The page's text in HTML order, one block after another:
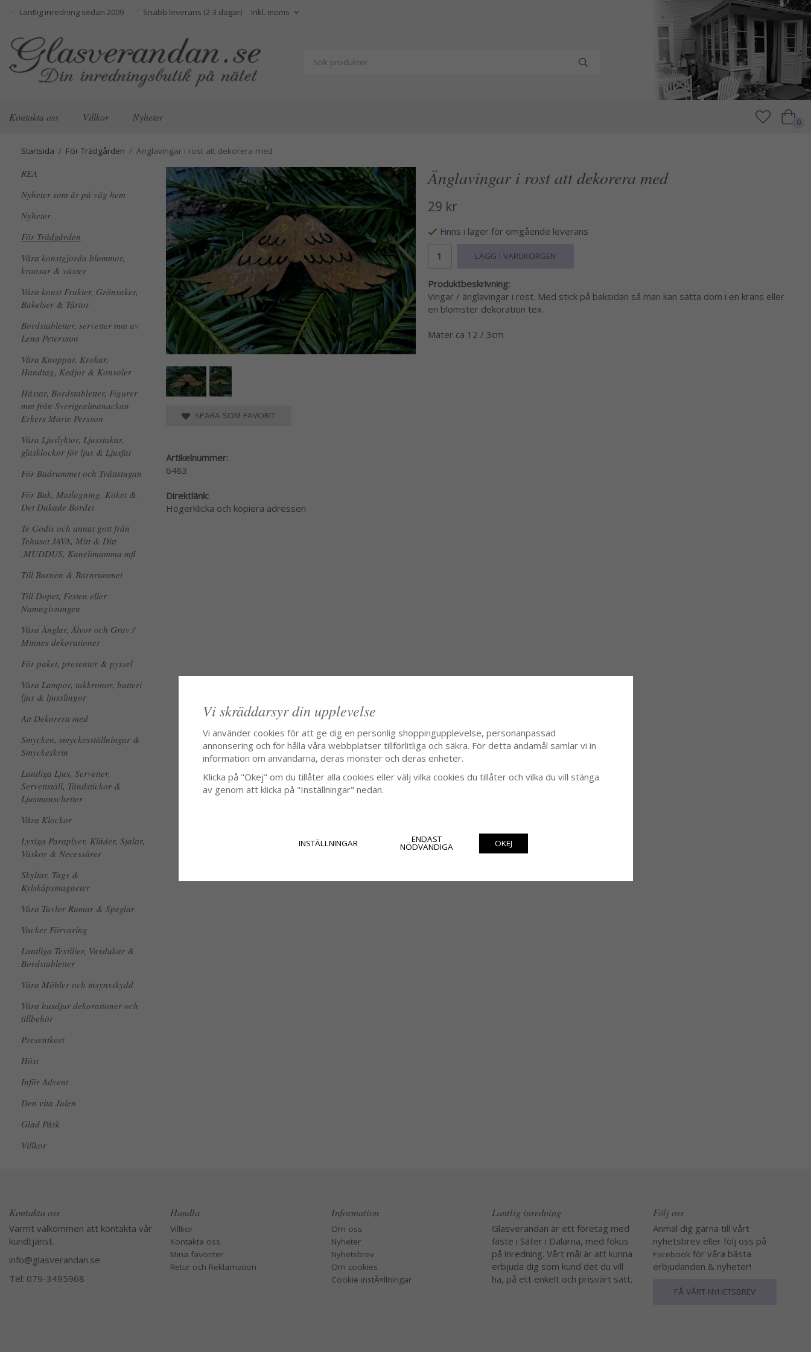
Lantlig inredning sedan 2009 Snabb leverans (2-3 dagar)
Kontakta oss Villkor Nyheter 0
Startsida / För Trädgården / Änglavingar i rost att dekorera med
REA
Nyheter som är på väg hem
Nyheter
För Trädgården
Våra konstgjorda blommor,
kransar & växter
Våra konst Frukter, Grönsaker,
Bakelser & Tårtor
Bordstabletter, servetter mm av
Lena Petersson
Våra Knoppar, Krokar,
Handtag, Kedjor & Konsoler
Hästar, Bordstabletter, Figurer
mm från Sverigealmanackan
Erkers Marie Persson
Våra Ljuslyktor, Ljusstakar,
glasklockor för ljus & Ljusfat
För Badrummet och Tvättstugan
För Bak, Matlagning, Köket &
Det Dukade Bordet
Te Godis och annat gott från
Tehuset JAVA, Mitt & Ditt
,MUDDUS, Kanelimamma mfl
Till Barnen & Barnrummet
Till Dopet, Festen eller
Namngivningen
Våra Änglar, Älvor och Grav /
Minnes dekorationer
För paket, presenter & pyssel
Våra Lampor, takkronor, batteri
ljus & ljusslingor
Att Dekorera med
Smycken, smyckesställningar &
Smyckeskrin
Lantliga Ljus, Servetter,
Servettställ, Tändstickor &
Ljusmanschetter
Våra Klockor
Lyxiga Paraplyer, Kläder, Sjalar,
Väskor & Necessärer
Skyltar, Tags &
Kylskåpsmagneter
Våra Tavlor Ramar & Speglar
Vacker Förvaring
Lantliga Textilier, Vaxdukar &
Bordstabletter
Våra Möbler och insynsskydd
Våra husdjur dekorationer och
tillbehör
Presentkort
Höst
Inför Advent
Den vita Julen
Glad Påsk
Villkor
Änglavingar i rost att dekorera med
29 kr
Finns i lager för omgående leverans
LÄGG I VARUKORGEN
Produktbeskrivning:
Vingar / änglavingar i rost. Med stick på baksidan så man kan sätta dom i en krans eller
en blomster dekoration tex.
Mäter ca 12 / 3cm
SPARA SOM FAVORIT
Artikelnummer:
6483
Direktlänk:
Högerklicka och kopiera adressen
Kontakta oss
Varmt välkommen att kontakta vår
kundtjänst.
info@glasverandan.se
Tel: 079-3495968
Handla
Villkor
Kontakta oss
Mina favoriter
Retur och Reklamation
Information
Om oss
Nyheter
Nyhetsbrev
Om cookies
Cookie instÃ¤llningar
Lantlig inredning
Glasverandan är ett företag med
fäste i Säter i Dalarna, med fokus
på inredning. Vårt mål är att kunna
erbjuda dig som kund det du vill
ha, på ett enkelt och prisvärt sätt.
Följ oss
Anmäl dig gärna till vårt
nyhetsbrev eller följ oss på
Facebook för våra bästa
erbjudanden & nyheter!
FÅ VÅRT NYHETSBREV
Vi skräddarsyr din upplevelse
Vi använder cookies för att ge dig en personlig shoppingupplevelse, personanpassad
annonsering och för hålla våra webbplatser tillförlitliga och säkra. För detta ändamål samlar vi in
information om användarna, deras mönster och deras enheter.
Klicka på "Okej" om du tillåter alla cookies eller välj vilka cookies du tillåter och vilka du vill stänga
av genom att klicka på "Inställningar" nedan.
INSTÄLLNINGAR ENDAST
NÖDVÄNDIGA OKEJ